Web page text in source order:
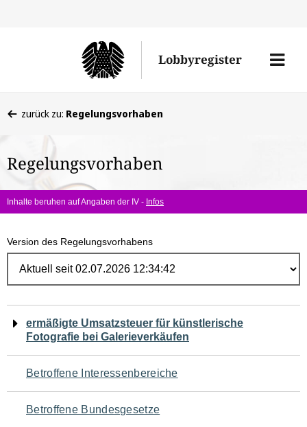
Lobbyregister
Menü
befinden
hier:
zurück zu: Regelungsvorhaben
Regelungsvorhaben
Inhalte beruhen auf Angaben der IV - Infos
Version des Regelungsvorhabens
Navigation
für
den
Seiteninhalt
ermäßigte Umsatzsteuer für künstlerische
Fotografie bei Galerieverkäufen
Betroffene Interessenbereiche
Betroffene Bundesgesetze